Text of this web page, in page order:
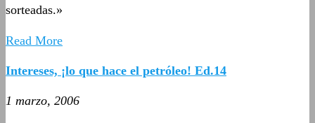
sorteadas.»
Read More
Intereses, ¡lo que hace el petróleo! Ed.14
1 marzo, 2006